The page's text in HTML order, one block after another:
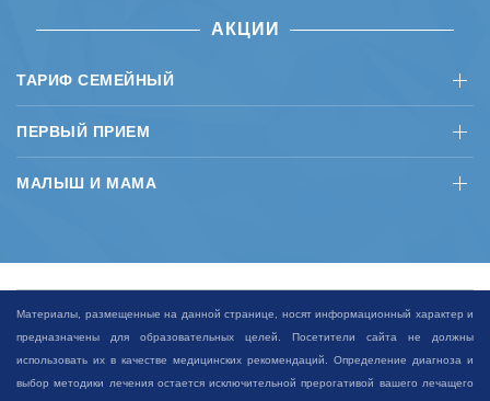
АКЦИИ
ТАРИФ СЕМЕЙНЫЙ
ПЕРВЫЙ ПРИЕМ
МАЛЫШ И МАМА
Материалы, размещенные на данной странице, носят информационный характер и
предназначены для образовательных целей. Посетители сайта не должны
использовать их в качестве медицинских рекомендаций. Определение диагноза и
выбор методики лечения остается исключительной прерогативой вашего лечащего